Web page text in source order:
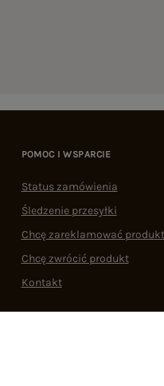
POMOC I WSPARCIE
Status zamówienia
Śledzenie przesyłki
Chcę zareklamować produkt
Chcę zwrócić produkt
Kontakt